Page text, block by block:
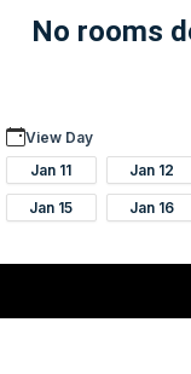
No rooms
View Day
Jan 11
Jan 12
Jan 15 Jan 16